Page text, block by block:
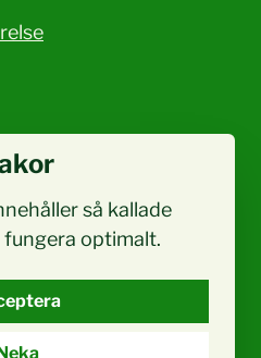
så kallade
optimalt.